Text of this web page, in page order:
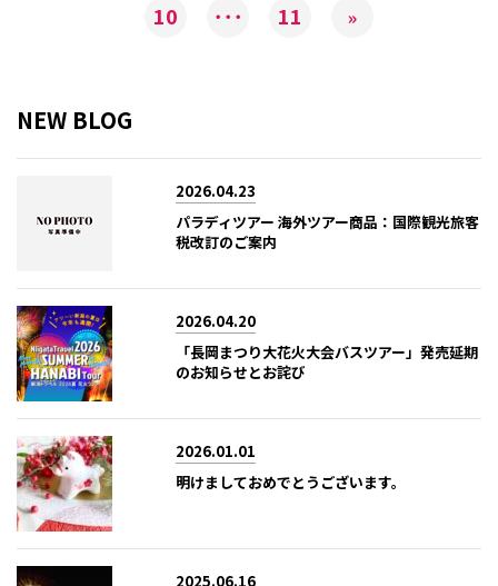
10
･･･ 11 »
NEW BLOG
2026.04.23
パラディツアー 海外ツアー商品：国際観光旅客
税改訂のご案内
2026.04.20
「長岡まつり大花火大会バスツアー」発売延期
のお知らせとお詫び
2026.01.01
明けましておめでとうございます。
2025.06.16